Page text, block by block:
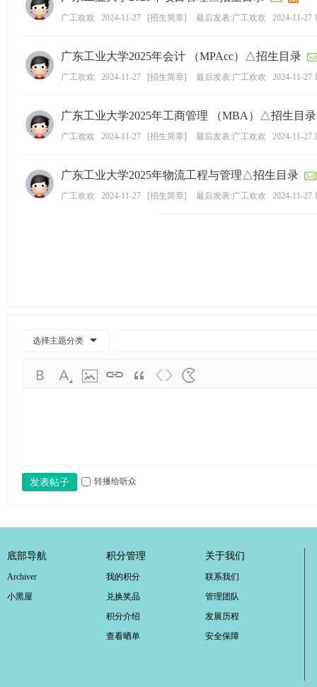
广工欢欢 2024-11-27 [招生简章] 最后发表:广工欢欢 2024-11-27
广东工业大学2025年会计 （MPAcc）△招生目录
广工欢欢 2024-11-27 [招生简章] 最后发表:广工欢欢 2024-11-27
广东工业大学2025年工商管理 （MBA）△招生目录
广工欢欢 2024-11-27 [招生简章] 最后发表:广工欢欢 2024-11-27
广东工业大学2025年物流工程与管理△招生目录
广工欢欢 2024-11-27 [招生简章] 最后发表:广工欢欢 2024-11-27
选择主题分类
发表帖子 转播给听众
底部导航
Archiver
小黑屋
积分管理
我的积分
兑换奖品
积分介绍
查看晒单
关于我们
联系我们
管理团队
发展历程
安全保障